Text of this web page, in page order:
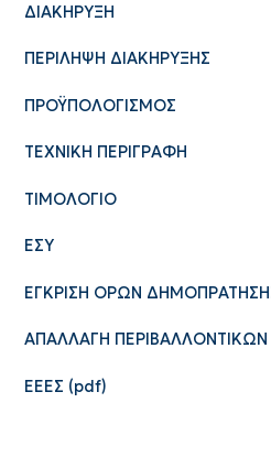
ΔΙΑΚΗΡΥΞΗ
ΠΕΡΙΛΗΨΗ ΔΙΑΚΗΡΥΞΗΣ
ΠΡΟΫΠΟΛΟΓΙΣΜΟΣ
ΤΕΧΝΙΚΗ ΠΕΡΙΓΡΑΦΗ
ΤΙΜΟΛΟΓΙΟ
ΕΣΥ
ΕΓΚΡΙΣΗ ΟΡΩΝ
ΑΠΑΛΛΑΓΗ
ΕΕΕΣ (pdf)